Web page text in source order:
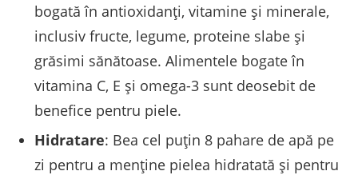
bogată în antioxidanți, vitamine și minerale,
inclusiv fructe, legume, proteine slabe și
grăsimi sănătoase. Alimentele bogate în
vitamina C, E și omega-3 sunt deosebit de
benefice pentru piele.
Hidratare: Bea cel puțin 8 pahare de apă pe
zi pentru a menține pielea hidratată și pentru